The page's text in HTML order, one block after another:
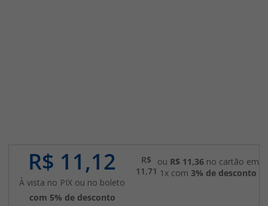
R$ 11,12
À vista no PIX ou no boleto
com 5% de desconto
R$
11,71
ou R$ 11,36no cartão em
1x com 3% de desconto